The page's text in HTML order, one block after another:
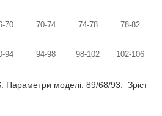
70 70-74 74-78 78-82
94 94-98 98-102 102-106
Параметри моделі: 89/68/93. Зріст